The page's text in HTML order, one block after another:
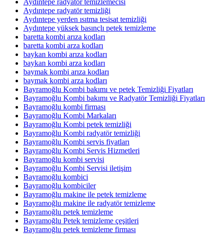
Aydıntepe radyatör temizliği
Aydıntepe yerden ısıtma tesisat temizliği
Aydıntepe yüksek basınçlı petek temizleme
baretta kombi arıza kodları
baretta kombi arza kodları
baykan kombi arıza kodları
baykan kombi arza kodları
baymak kombi arıza kodları
baymak kombi arza kodları
Bayramoğlu Kombi bakımı ve petek Temizliği Fiyatları
Bayramoğlu Kombi bakımı ve Radyatör Temizliği Fiyatları
Bayramoğlu kombi firması
Bayramoğlu Kombi Markaları
Bayramoğlu Kombi petek temizliği
Bayramoğlu Kombi radyatör temizliği
Bayramoğlu Kombi servis fiyatları
Bayramoğlu Kombi Servis Hizmetleri
Bayramoğlu kombi servisi
Bayramoğlu Kombi Servisi iletişim
Bayramoğlu kombici
Bayramoğlu kombiciler
Bayramoğlu makine ile petek temizleme
Bayramoğlu makine ile radyatör temizleme
Bayramoğlu petek temizleme
Bayramoğlu Petek temizleme çeşitleri
Bayramoğlu petek temizleme firması